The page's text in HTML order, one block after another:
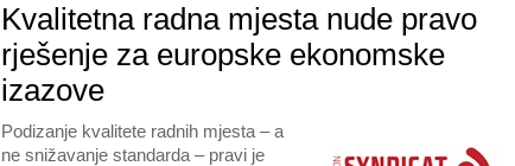
Kvalitetna radna mjesta nude pravo
rješenje za europske ekonomske
izazove
Podizanje kvalitete radnih mjesta – a
ne snižavanje standarda – pravi je